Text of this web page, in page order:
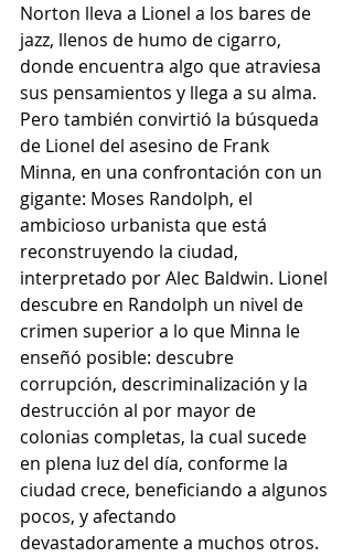
Norton lleva a Lionel a los bares de
jazz, llenos de humo de cigarro,
donde encuentra algo que atraviesa
sus pensamientos y llega a su alma.
Pero también convirtió la búsqueda
de Lionel del asesino de Frank
Minna, en una confrontación con un
gigante: Moses Randolph, el
ambicioso urbanista que está
reconstruyendo la ciudad,
interpretado por Alec Baldwin. Lionel
descubre en Randolph un nivel de
crimen superior a lo que Minna le
enseñó posible: descubre
corrupción, descriminalización y la
destrucción al por mayor de
colonias completas, la cual sucede
en plena luz del día, conforme la
ciudad crece, beneficiando a algunos
pocos, y afectando
devastadoramente a muchos otros.